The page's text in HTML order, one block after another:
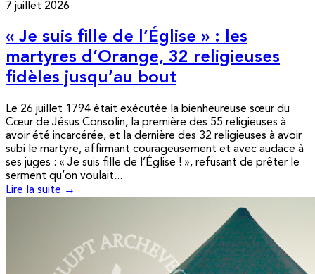
7 juillet 2026
« Je suis fille de l’Église » : les
martyres d’Orange, 32 religieuses
fidèles jusqu’au bout
Le 26 juillet 1794 était exécutée la bienheureuse sœur du
Cœur de Jésus Consolin, la première des 55 religieuses à
avoir été incarcérée, et la dernière des 32 religieuses à avoir
subi le martyre, affirmant courageusement et avec audace à
ses juges : « Je suis fille de l’Église ! », refusant de prêter le
serment qu’on voulait...
Lire la suite →